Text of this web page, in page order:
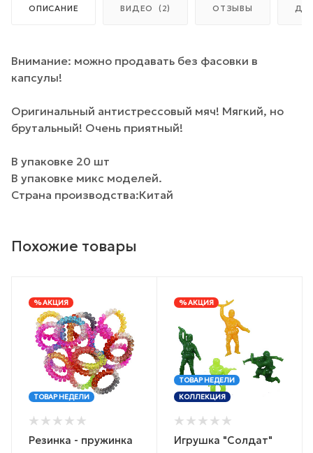
ОПИСАНИЕ ВИДЕО (2) ОТЗЫВЫ
Внимание: можно продавать без фасовки в
капсулы!
Оригинальный антистрессовый мяч! Мягкий, но
брутальный! Очень приятный!
В упаковке 20 шт
В упаковке микс моделей.
Страна производства:Китай
Похожие товары
% АКЦИЯ
ТОВАР НЕДЕЛИ
Резинка - пружинка
% АКЦИЯ
ТОВАР НЕДЕЛИ
КОЛЛЕКЦИЯ
Игрушка "Солдат"